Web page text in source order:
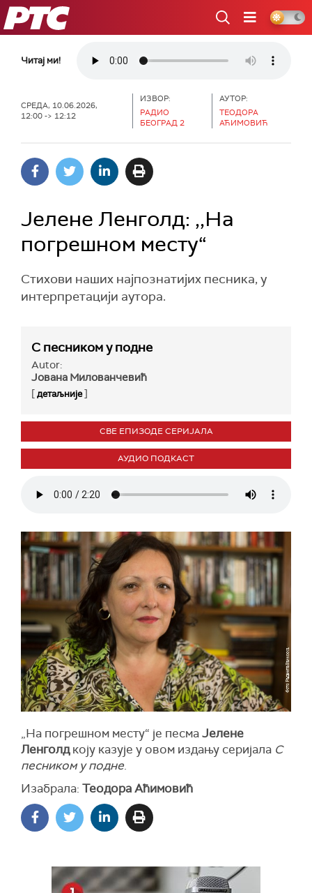
РТС
Читај ми!
СРЕДА, 10.06.2026,
12:00 -> 12:12
ИЗВОР:
РАДИО
БЕОГРАД 2
АУТОР:
ТЕОДОРА
АЋИМОВИЋ
Јелене Ленголд: ,,На
погрешном месту“
Стихови наших најпознатијих песника, у
интерпретацији аутора.
С песником у подне
Autor:
Јована Милованчевић
[детаљније]
СВЕ ЕПИЗОДЕ СЕРИЈАЛА
АУДИО ПОДКАСТ
„На погрешном месту“ је песмаЈелене
Ленголдкоју казује у овом издању серијала С
песником у подне.
Изабрала: Теодора Аћимовић